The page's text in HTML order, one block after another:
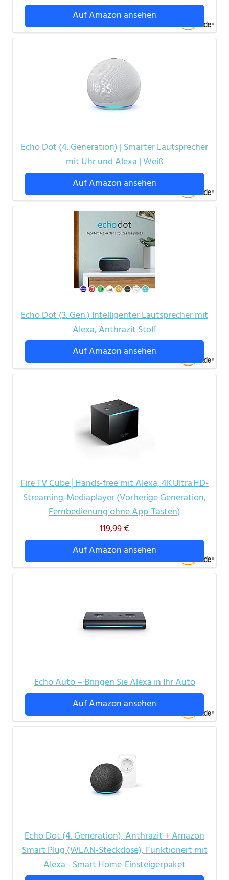
Auf Amazon ansehen
Echo Dot (4. Generation) | Smarter Lautsprecher
mit Uhr und Alexa | Weiß
Auf Amazon ansehen
Echo Dot (3. Gen.) Intelligenter Lautsprecher mit
Alexa, Anthrazit Stoff
Auf Amazon ansehen
Fire TV Cube│Hands-free mit Alexa, 4K Ultra HD-
Streaming-Mediaplayer (Vorherige Generation,
Fernbedienung ohne App-Tasten)
119,99 €
Auf Amazon ansehen
Echo Auto – Bringen Sie Alexa in Ihr Auto
Auf Amazon ansehen
Echo Dot (4. Generation), Anthrazit + Amazon
Smart Plug (WLAN-Steckdose), Funktionert mit
Alexa - Smart Home-Einsteigerpaket